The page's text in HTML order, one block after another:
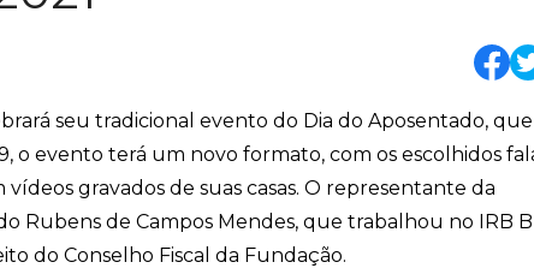
seu tradicional evento do Dia do Aposentado, que
o evento terá um novo formato, com os escolhidos
gravados de suas casas. O representante da
Rubens de Campos Mendes, que trabalhou no IRB
do Conselho Fiscal da Fundação.